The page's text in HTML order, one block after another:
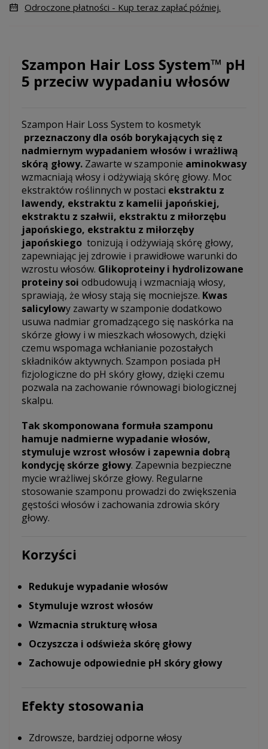
Odroczone płatności - Kup teraz zapłać później.
Szampon Hair Loss System™ pH
5 przeciw wypadaniu włosów
Szampon Hair Loss System to kosmetyk
przeznaczony dla osób borykających się z
nadmiernym wypadaniem włosów i wrażliwą
skórą głowy. Zawarte w szamponie aminokwasy
wzmacniają włosy i odżywiają skórę głowy. Moc
ekstraktów roślinnych w postaci ekstraktu z
lawendy, ekstraktu z kamelii japońskiej,
ekstraktu z szałwii, ekstraktu z miłorzębu
japońskiego, ekstraktu z miłorzęby
japońskiego tonizują i odżywiają skórę głowy,
zapewniając jej zdrowie i prawidłowe warunki do
wzrostu włosów. Glikoproteiny i hydrolizowane
proteiny soi odbudowują i wzmacniają włosy,
sprawiają, że włosy stają się mocniejsze. Kwas
salicylowy zawarty w szamponie dodatkowo
usuwa nadmiar gromadzącego się naskórka na
skórze głowy i w mieszkach włosowych, dzięki
czemu wspomaga wchłanianie pozostałych
składników aktywnych. Szampon posiada pH
fizjologiczne do pH skóry głowy, dzięki czemu
pozwala na zachowanie równowagi biologicznej
skalpu.
Tak skomponowana formuła szamponu
hamuje nadmierne wypadanie włosów,
stymuluje wzrost włosów i zapewnia dobrą
kondycję skórze głowy. Zapewnia bezpieczne
mycie wrażliwej skórze głowy. Regularne
stosowanie szamponu prowadzi do zwiększenia
gęstości włosów i zachowania zdrowia skóry
głowy.
Korzyści
Redukuje wypadanie włosów
Stymuluje wzrost włosów
Wzmacnia strukturę włosa
Oczyszcza i odświeża skórę głowy
Zachowuje odpowiednie pH skóry głowy
Efekty stosowania
Zdrowsze, bardziej odporne włosy